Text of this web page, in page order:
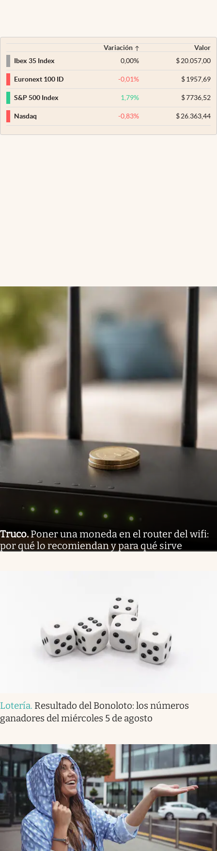
Variación
Valor
Ibex 35 Index
0,00% $20.057,00
Euronext 100 ID -0,01% $1957,69
S&P 500 Index 1,79% $7736,52
Nasdaq -0,83% $26.363,44
Truco.Poner una moneda en el router del wifi:
por qué lo recomiendan y para qué sirve
Lotería. Resultado del Bonoloto: los números
ganadores del miércoles 5 de agosto